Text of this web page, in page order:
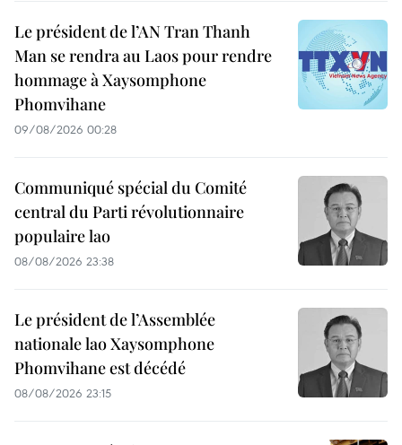
Le président de l’AN Tran Thanh
Man se rendra au Laos pour rendre
hommage à Xaysomphone
Phomvihane
09/08/2026 00:28
Communiqué spécial du Comité
central du Parti révolutionnaire
populaire lao
08/08/2026 23:38
Le président de l’Assemblée
nationale lao Xaysomphone
Phomvihane est décédé
08/08/2026 23:15